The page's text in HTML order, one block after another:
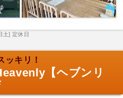
土] 定休日
ッキリ！
【ヘブンリ